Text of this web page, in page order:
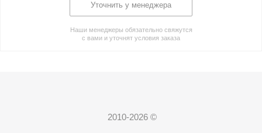
Уточнить у менеджера
Наши менеджеры обязательно свяжутся
с вами и уточнят условия заказа
2010-2026 ©